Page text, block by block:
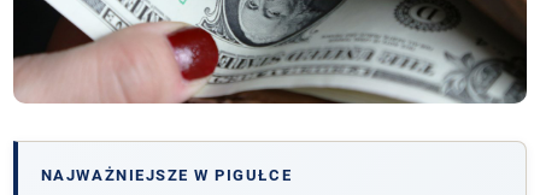
NAJWAŻNIEJSZE W PIGUŁCE